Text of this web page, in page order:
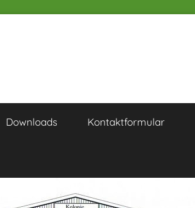
Downloads Kontaktformular